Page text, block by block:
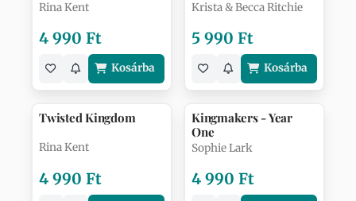
Rina Kent
4 990 Ft
Kosárba
Krista & Becca Ritchie
5 990 Ft
Kosárba
Twisted Kingdom
Rina Kent
4 990 Ft
Kingmakers - Year
One
Sophie Lark
4 990 Ft